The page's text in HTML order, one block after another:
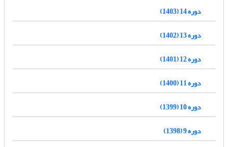
دوره 14 (1403)
دوره 13 (1402)
دوره 12 (1401)
دوره 11 (1400)
دوره 10 (1399)
دوره 9 (1398)